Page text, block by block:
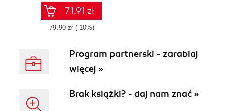
71.91 zł
79.90 zł (-10%)
Program partnerski - zarabiaj
więcej »
Brak książki? - daj nam znać »